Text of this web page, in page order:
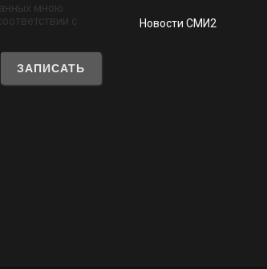
мною
с
Новости СМИ2